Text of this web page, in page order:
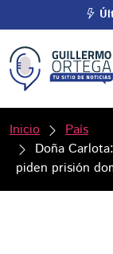
Inicio
País
Doña
piden prisión